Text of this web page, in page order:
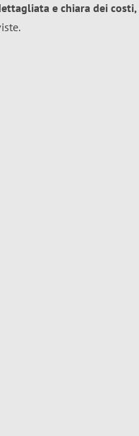
e chiara dei costi,